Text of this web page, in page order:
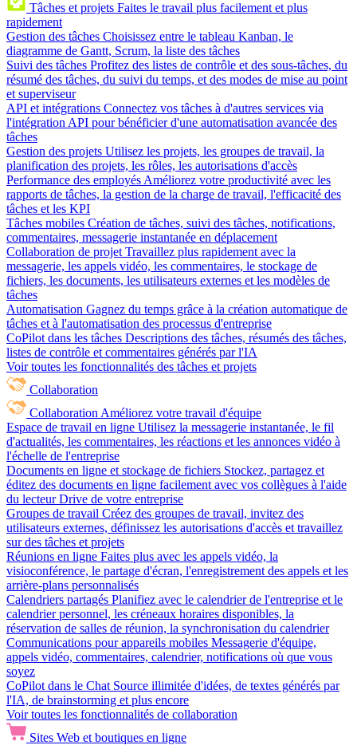
Tâches et projets Faites le travail plus facilement et plus
rapidement
Gestion des tâches Choisissez entre le tableau Kanban, le
diagramme de Gantt, Scrum, la liste des tâches
Suivi des tâches Profitez des listes de contrôle et des sous-tâches, du
résumé des tâches, du suivi du temps, et des modes de mise au point
et superviseur
API et intégrations Connectez vos tâches à d'autres services via
l'intégration API pour bénéficier d'une automatisation avancée des
tâches
Gestion des projets Utilisez les projets, les groupes de travail, la
planification des projets, les rôles, les autorisations d'accès
Performance des employés Améliorez votre productivité avec les
rapports de tâches, la gestion de la charge de travail, l'efficacité des
tâches et les KPI
Tâches mobiles Création de tâches, suivi des tâches, notifications,
commentaires, messagerie instantanée en déplacement
Collaboration de projet Travaillez plus rapidement avec la
messagerie, les appels vidéo, les commentaires, le stockage de
fichiers, les documents, les utilisateurs externes et les modèles de
tâches
Automatisation Gagnez du temps grâce à la création automatique de
tâches et à l'automatisation des processus d'entreprise
CoPilot dans les tâches Descriptions des tâches, résumés des tâches,
listes de contrôle et commentaires générés par l'IA
Voir toutes les fonctionnalités des tâches et projets
Collaboration
Collaboration Améliorez votre travail d'équipe
Espace de travail en ligne Utilisez la messagerie instantanée, le fil
d'actualités, les commentaires, les réactions et les annonces vidéo à
l'échelle de l'entreprise
Documents en ligne et stockage de fichiers Stockez, partagez et
éditez des documents en ligne facilement avec vos collègues à l'aide
du lecteur Drive de votre entreprise
Groupes de travail Créez des groupes de travail, invitez des
utilisateurs externes, définissez les autorisations d'accès et travaillez
sur des tâches et projets
Réunions en ligne Faites plus avec les appels vidéo, la
visioconférence, le partage d'écran, l'enregistrement des appels et les
arrière-plans personnalisés
Calendriers partagés Planifiez avec le calendrier de l'entreprise et le
calendrier personnel, les créneaux horaires disponibles, la
réservation de salles de réunion, la synchronisation du calendrier
Communications pour appareils mobiles Messagerie d'équipe,
appels vidéo, commentaires, calendrier, notifications où que vous
soyez
CoPilot dans le Chat Source illimitée d'idées, de textes générés par
l'IA, de brainstorming et plus encore
Voir toutes les fonctionnalités de collaboration
Sites Web et boutiques en ligne